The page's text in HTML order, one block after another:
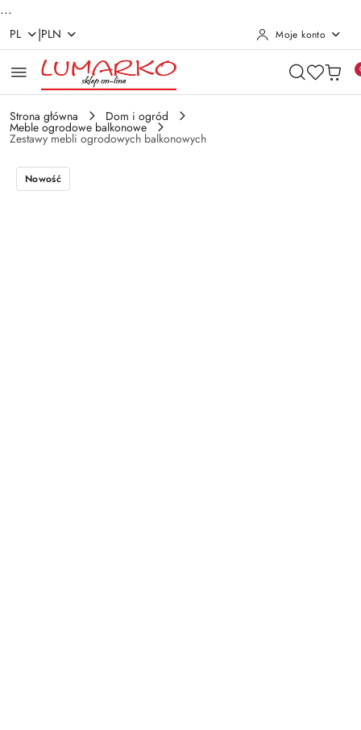
...
Przejdź do treści głównej
Przejdź do wyszukiwarki
Przejdź do moje konto
Przejdź do menu głównego
Przejdź do opisu produktu
Przejdź do stopki
PL |PLN Moje konto
Strona główna Dom i ogród
Meble ogrodowe balkonowe
Zestawy mebli ogrodowych balkonowych
Nowość